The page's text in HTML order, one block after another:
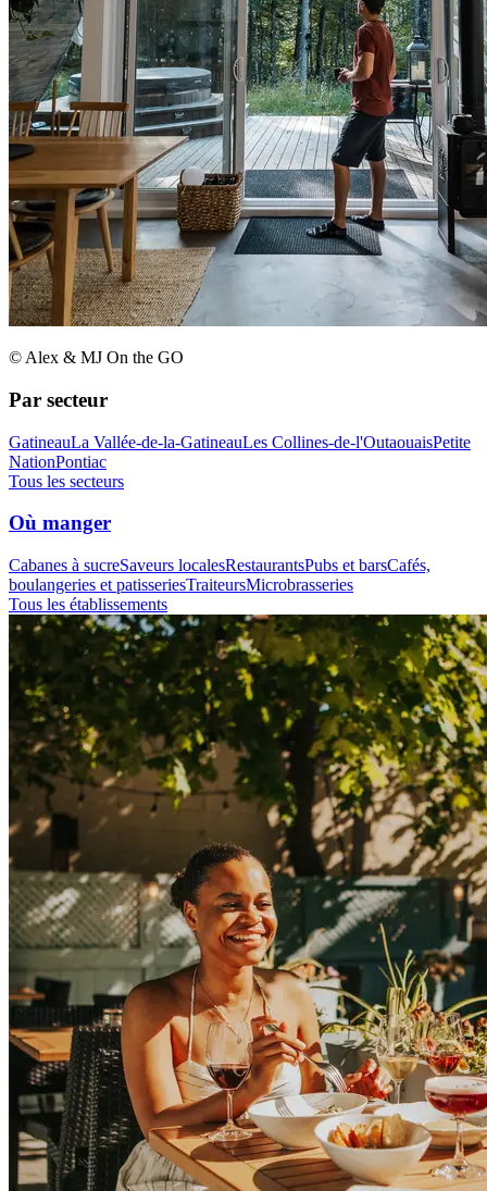
© Alex & MJ On the GO
Par secteur
GatineauLa Vallée-de-la-GatineauLes Collines-de-l'OutaouaisPetite
NationPontiac
Tous les secteurs
Où manger
Cabanes à sucreSaveurs localesRestaurantsPubs et barsCafés,
boulangeries et patisseriesTraiteursMicrobrasseries
Tous les établissements